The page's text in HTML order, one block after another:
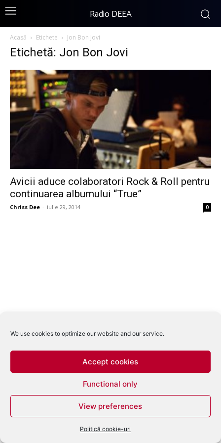
We use cookies to optimize our website and our service.
Accept cookies
Functional only
View preferences
Politică cookie-uri
Radio DEEA
Acasă Etichete Jon Bon Jovi
Etichetă: Jon Bon Jovi
Avicii aduce colaboratori Rock & Roll pentru
continuarea albumului “True”
Chriss Dee - iulie 29, 2014 0